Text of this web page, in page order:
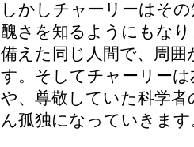
しかしチャーリーはそ
醜さを知るようにもな
備えた同じ人間で、周
す。そしてチャーリー
や、尊敬していた科学
ん孤独になっていきます